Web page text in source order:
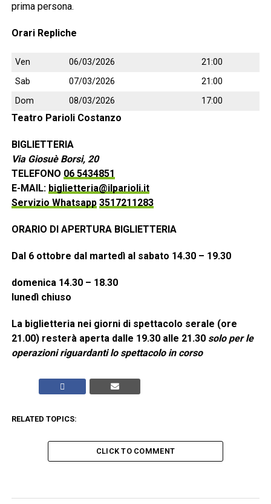
prima persona.
Orari Repliche
Ven 06/03/2026
21:00
Sab
07/03/2026
21:00
Dom
08/03/2026 17:00
Teatro Parioli Costanzo
BIGLIETTERIA
Via Giosuè Borsi, 20
TELEFONO 06 5434851
E-MAIL: biglietteria@ilparioli.it
Servizio Whatsapp 3517211283
ORARIO DI APERTURA BIGLIETTERIA
Dal 6 ottobre dal martedì al sabato 14.30 – 19.30
domenica 14.30 – 18.30
lunedì chiuso
La biglietteria nei giorni di spettacolo serale (ore
21.00) resterà aperta dalle 19.30 alle 21.30 solo per le
operazioni riguardanti lo spettacolo in corso
RELATED TOPICS:
CLICK TO COMMENT